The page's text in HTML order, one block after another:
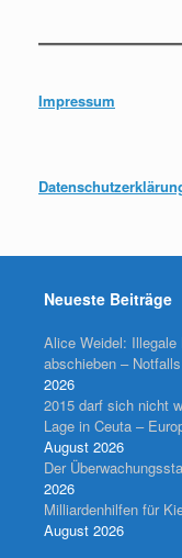
Impressum
Neueste Beiträge
Alice Weidel:
abschieben –
2026
2015 darf sich nicht
Lage in Ceuta –
August 2026
Der
2026
Milliardenhilfen für
August 2026